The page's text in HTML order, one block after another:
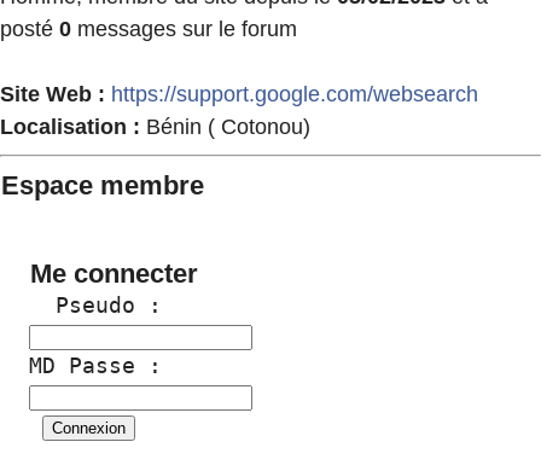
posté 0 messages sur le forum
Site Web : https://support.google.com/websearch
Localisation : Bénin ( Cotonou)
Espace membre
Me connecter
  Pseudo :
MD Passe :